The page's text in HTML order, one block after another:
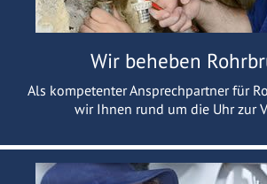
Wir beheben
Als kompetenter Ansprechpartner für
wir Ihnen rund um die Uhr zur